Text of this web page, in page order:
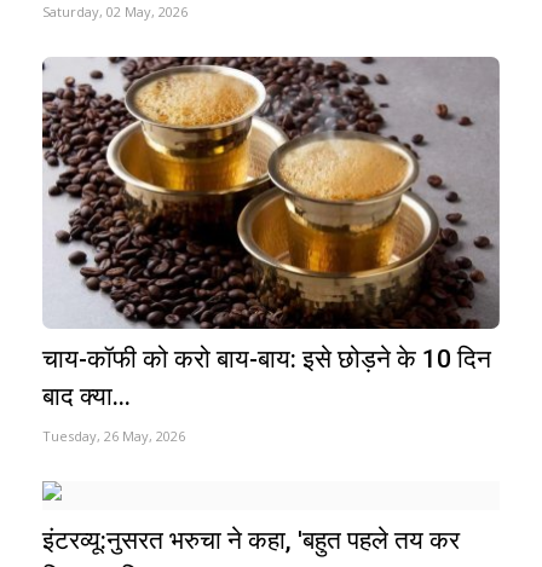
Saturday, 02 May, 2026
चाय-कॉफी को करो बाय-बाय: इसे छोड़ने के 10 दिन
बाद क्या...
Tuesday, 26 May, 2026
इंटरव्यू:नुसरत भरुचा ने कहा, 'बहुत पहले तय कर